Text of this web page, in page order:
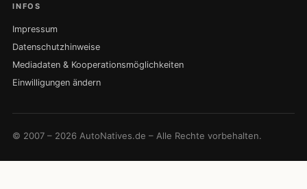
INFOS
Impressum
Datenschutzhinweise
Mediadaten & Kooperationsmöglichkeiten
Einwilligungen ändern
© 2007 – 2026 AutoNatives.de – Alle Rechte vorbehalten.